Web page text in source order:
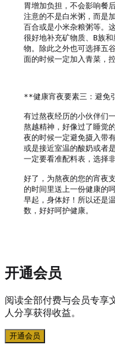
胃增加负担，不会影响餐
注意的不是白米粥，而是
百合或是小米杂粮粥等。
很好地补充矿物质、B族
物。除此之外也可选择五
面的时候一定加入青菜，
**健康宵夜要素三：避免
有过熬夜经历的小伙伴们
熬越精神，好像过了睡觉
夜的时候一定避免摄入带
或是接近室温的酸奶或者
一定要看准配料表，选择
好了，为熬夜的您的宵夜
的时间里送上一份健康的
早起，身体好！所以还是
数，好好呵护健康。
开通会员
阅读全部付费与会员专享
人分享获得收益。
开通会员